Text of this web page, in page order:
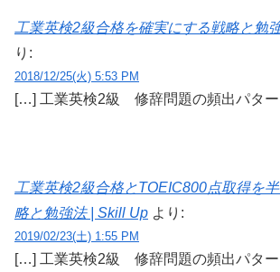
工業英検2級合格を確実にする戦略と勉
り:
2018/12/25(火) 5:53 PM
[…] 工業英検2級 修辞問題の頻出パタ
工業英検2級合格とTOEIC800点取得を
略と勉強法 | Skill Up より:
2019/02/23(土) 1:55 PM
[…] 工業英検2級 修辞問題の頻出パタ